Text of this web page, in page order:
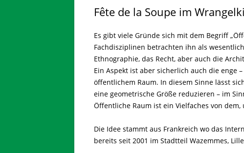
Fête de la Soupe im
Es gibt viele Gründe sich mit dem Begriff
Fachdisziplinen betrachten ihn als
Ethnographie, das Recht, aber auch die
Ein Aspekt ist aber sicherlich auch die enge
öffentlichem Raum. In diesem Sinne lässt
eine geometrische Größe reduzieren – im
Öffentliche Raum ist ein Vielfaches von
Die Idee stammt aus Frankreich wo das
bereits seit 2001 im Stadtteil Wazemmes,